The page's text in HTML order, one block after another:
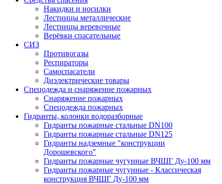
Накидки и носилки
Лестницы металлические
Лестницы веревочные
Верёвки спасательные
СИЗ
Противогазы
Респираторы
Самоспасатели
Диэлектрические товары
Спецодежда и снаряжение пожарных
Снаряжение пожарных
Спецодежда пожарных
Гидранты, колонки водоразборные
Гидранты пожарные стальные DN100
Гидранты пожарные стальные DN125
Гидранты надземные "конструкции
Дорошевского"
Гидранты пожарные чугунные ВЧШГ Ду-100 мм
Гидранты пожарные чугунные - Классическая
конструкция ВЧШГ Ду-100 мм